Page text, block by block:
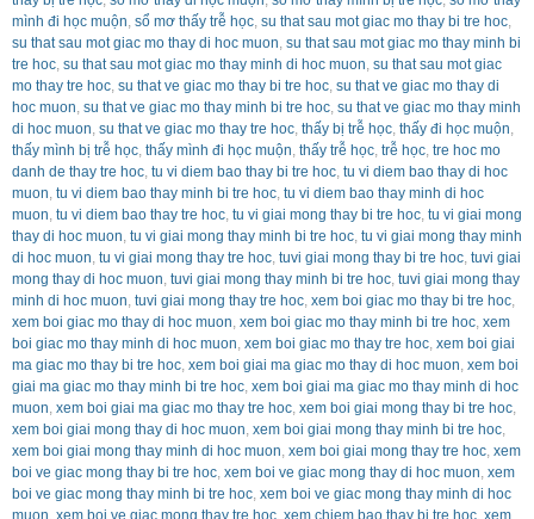
mình đi học muộn, sổ mơ thấy trễ học, su that sau mot giac mo thay bi tre hoc,
su that sau mot giac mo thay di hoc muon, su that sau mot giac mo thay minh bi
tre hoc, su that sau mot giac mo thay minh di hoc muon, su that sau mot giac
mo thay tre hoc, su that ve giac mo thay bi tre hoc, su that ve giac mo thay di
hoc muon, su that ve giac mo thay minh bi tre hoc, su that ve giac mo thay minh
di hoc muon, su that ve giac mo thay tre hoc, thấy bị trễ học, thấy đi học muộn,
thấy mình bị trễ học, thấy mình đi học muộn, thấy trễ học, trễ học, tre hoc mo
danh de thay tre hoc, tu vi diem bao thay bi tre hoc, tu vi diem bao thay di hoc
muon, tu vi diem bao thay minh bi tre hoc, tu vi diem bao thay minh di hoc
muon, tu vi diem bao thay tre hoc, tu vi giai mong thay bi tre hoc, tu vi giai mong
thay di hoc muon, tu vi giai mong thay minh bi tre hoc, tu vi giai mong thay minh
di hoc muon, tu vi giai mong thay tre hoc, tuvi giai mong thay bi tre hoc, tuvi giai
mong thay di hoc muon, tuvi giai mong thay minh bi tre hoc, tuvi giai mong thay
minh di hoc muon, tuvi giai mong thay tre hoc, xem boi giac mo thay bi tre hoc,
xem boi giac mo thay di hoc muon, xem boi giac mo thay minh bi tre hoc, xem
boi giac mo thay minh di hoc muon, xem boi giac mo thay tre hoc, xem boi giai
ma giac mo thay bi tre hoc, xem boi giai ma giac mo thay di hoc muon, xem boi
giai ma giac mo thay minh bi tre hoc, xem boi giai ma giac mo thay minh di hoc
muon, xem boi giai ma giac mo thay tre hoc, xem boi giai mong thay bi tre hoc,
xem boi giai mong thay di hoc muon, xem boi giai mong thay minh bi tre hoc,
xem boi giai mong thay minh di hoc muon, xem boi giai mong thay tre hoc, xem
boi ve giac mong thay bi tre hoc, xem boi ve giac mong thay di hoc muon, xem
boi ve giac mong thay minh bi tre hoc, xem boi ve giac mong thay minh di hoc
muon, xem boi ve giac mong thay tre hoc, xem chiem bao thay bi tre hoc, xem